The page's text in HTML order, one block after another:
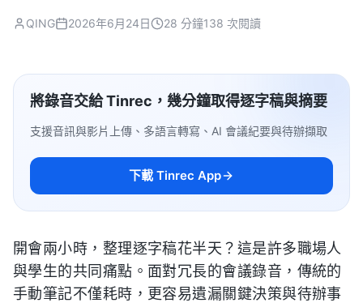
QING 2026年6月24日 28 分鐘138 次閱讀
將錄音交給 Tinrec，幾分鐘取得逐字稿與摘要
支援音訊與影片上傳、多語言轉寫、AI 會議紀要與待辦擷取
下載 Tinrec App
開會兩小時，整理逐字稿花半天？這是許多職場人
與學生的共同痛點。面對冗長的會議錄音，傳統的
手動筆記不僅耗時，更容易遺漏關鍵決策與待辦事